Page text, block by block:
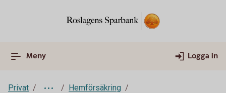
Meny Logga in
Privat
Hemförsäkring